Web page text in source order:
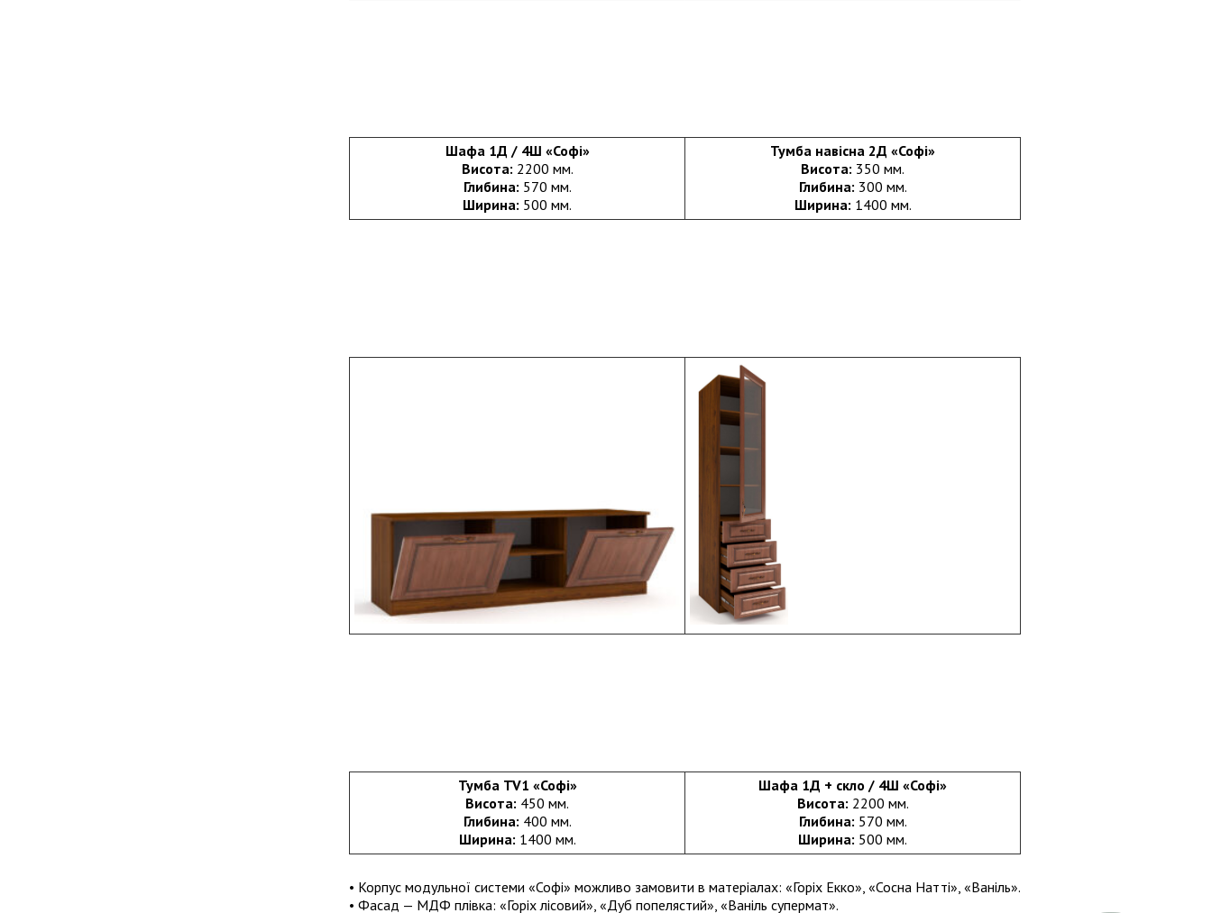
Шафа 1Д / 4Ш «Софі»
Висота: 2200 мм.
Глибина: 570 мм.
Ширина: 500 мм.
Тумба навісна 2Д «Софі»
Висота: 350 мм.
Глибина: 300 мм.
Ширина: 1400 мм.
Тумба TV1 «Софі»
Висота: 450 мм.
Глибина: 400 мм.
Ширина: 1400 мм.
Шафа 1Д + скло / 4Ш «Софі»
Висота: 2200 мм.
Глибина: 570 мм.
Ширина: 500 мм.
• Корпус модульної системи «Софі» можливо замовити в матеріалах: «Горіх Екко», «Сосна Натті», «Ваніль».
• Фасад — МДФ плівка: «Горіх лісовий», «Дуб попелястий», «Ваніль супермат».